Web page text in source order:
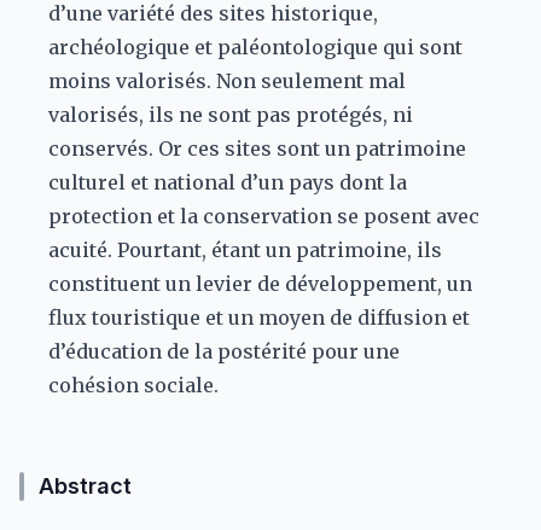
d’une variété des sites historique,
archéologique et paléontologique qui sont
moins valorisés. Non seulement mal
valorisés, ils ne sont pas protégés, ni
conservés. Or ces sites sont un patrimoine
culturel et national d’un pays dont la
protection et la conservation se posent avec
acuité. Pourtant, étant un patrimoine, ils
constituent un levier de développement, un
flux touristique et un moyen de diffusion et
d’éducation de la postérité pour une
cohésion sociale.
Abstract